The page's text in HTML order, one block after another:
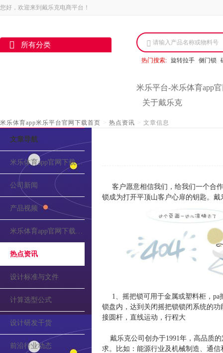
您好，欢迎来到戴乐克电商平台！
所有分类 请输入产品名称或物料号
热门搜索: 旋转拉手 侧门锁
米乐平台-米乐体育app
关于戴乐克
米乐体育app米乐平台官网下载首页 > 热点资讯 > 文章信息
文章导航
米乐体育app官网下载的介绍
公司新闻
产品视频
米乐体育app官网下载的公告
热点资讯
设计标准与文件
计算选型公式
设计研发干货
前沿行业动态
客户愿意相信我们，给我们一个合
锁成为打开平顶山客户心扉的钥匙。
1、摇把锁可用于金属或塑料柜，
锁盘内，达到关闭摇把锁锁闭系统的
接圆杆，直线运动，行程大
戴乐克公司创办于1991年，高品质
求。比如：能源行业及机械制造、通